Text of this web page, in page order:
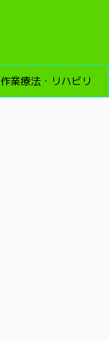
作業療法・リハビリ